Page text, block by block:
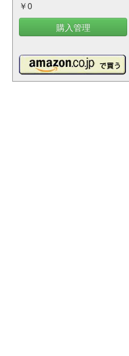
￥0
購入管理